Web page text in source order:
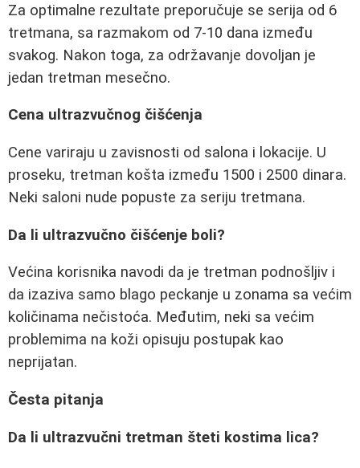
Za optimalne rezultate preporučuje se serija od 6
tretmana, sa razmakom od 7-10 dana između
svakog. Nakon toga, za održavanje dovoljan je
jedan tretman mesečno.
Cena ultrazvučnog čišćenja
Cene variraju u zavisnosti od salona i lokacije. U
proseku, tretman košta između 1500 i 2500 dinara.
Neki saloni nude popuste za seriju tretmana.
Da li ultrazvučno čišćenje boli?
Većina korisnika navodi da je tretman podnošljiv i
da izaziva samo blago peckanje u zonama sa većim
količinama nečistoća. Međutim, neki sa većim
problemima na koži opisuju postupak kao
neprijatan.
Česta pitanja
Da li ultrazvučni tretman šteti kostima lica?